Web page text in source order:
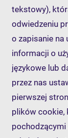
tekstowy),
odwiedzeniu
o zapisanie na
informacji o
językowe lub
przez nas
pierwszej
plików cookie,
pochodzącymi